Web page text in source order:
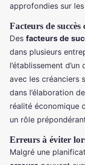
approfondies sur
Facteurs de succès
Des facteurs de
dans plusieurs
l’établissement
avec les créanciers
dans l’élaboration
réalité économique
un rôle
Erreurs à éviter
Malgré une